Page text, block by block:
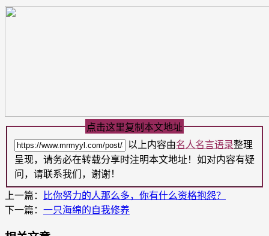
点击这里复制本文地址
以上内容由名人名言语录整理
呈现，请务必在转载分享时注明本文地址！如对内容有疑
问，请联系我们，谢谢！
上一篇：
比你努力的人那么多，你有什么资格抱怨？
下一篇： 一只海绵的自我修养